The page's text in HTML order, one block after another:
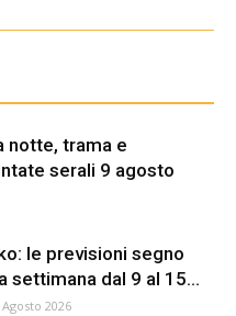
notte, trama e
serali 9 agosto
le previsioni segno
settimana dal 9 al 15...
Agosto 2026